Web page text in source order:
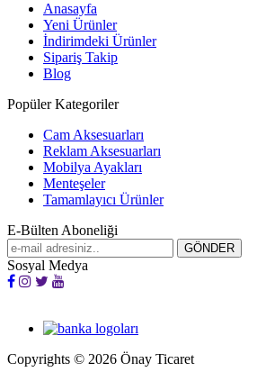
Anasayfa
Yeni Ürünler
İndirimdeki Ürünler
Sipariş Takip
Blog
Popüler Kategoriler
Cam Aksesuarları
Reklam Aksesuarları
Mobilya Ayakları
Menteşeler
Tamamlayıcı Ürünler
E-Bülten Aboneliği
Sosyal Medya
Copyrights © 2026 Önay Ticaret